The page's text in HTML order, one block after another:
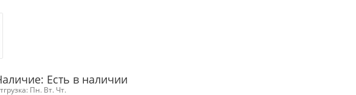
Есть в наличии
Пн. Вт. Чт.